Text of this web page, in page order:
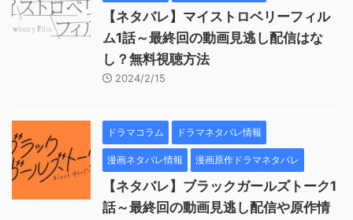
【ネタバレ】マイストロベリーフィル
ム1話～最終回の動画見逃し配信はな
し？無料視聴方法
2024/2/15
ドラマコラム ドラマネタバレ情報
漫画ネタバレ情報 漫画原作ドラマネタバレ
【ネタバレ】ブラックガールズトーク1
話～最終回の動画見逃し配信や原作情